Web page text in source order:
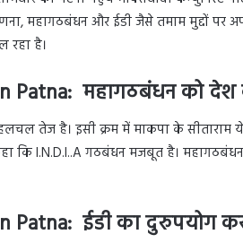
महागठबंधन और ईडी जैसे तमाम मुद्दों पर
रहा है।
Patna: महागठबंधन को देश
तेज है। इसी क्रम में माकपा के सीताराम
कि I.N.D.I..A गठबंधन मजबूत है।
Patna: ईडी का दुरुपयोग